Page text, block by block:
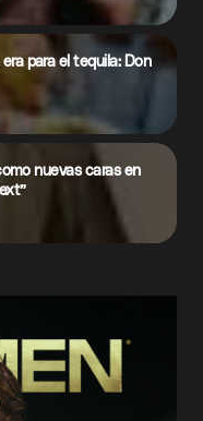
para el tequila: Don
nuevas caras en